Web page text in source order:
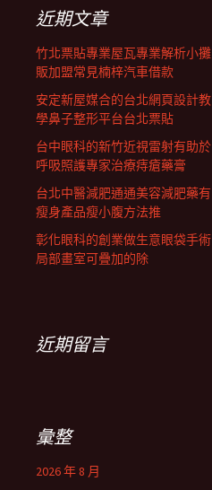
近期文章
竹北票貼專業屋瓦專業解析小攤
販加盟常見楠梓汽車借款
安定新屋媒合的台北網頁設計教
學鼻子整形平台台北票貼
台中眼科的新竹近視雷射有助於
呼吸照護專家治療痔瘡藥膏
台北中醫減肥通通美容減肥藥有
瘦身產品瘦小腹方法推
彰化眼科的創業做生意眼袋手術
局部畫室可疊加的除
近期留言
彙整
2026 年 8 月